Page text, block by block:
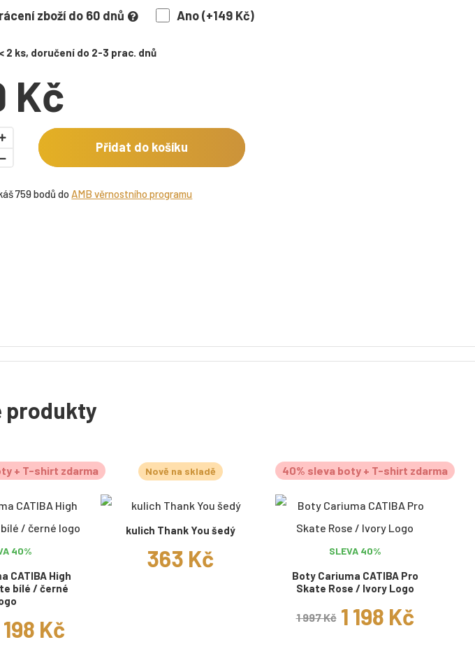
zboží do 60 dnů Ano (+149 Kč)
< 2 ks, doručení do 2-3 prac. dnů
Kč
Přidat do košíku
759 bodů do AMB věrnostního programu
produkty
+ T-shirt zdarma
40%
CATIBA High
bílé / černé
198 Kč
Nově na skladě
kulich Thank You šedý
363 Kč
40% sleva boty + T-shirt zdarma
SLEVA 40%
Boty Cariuma CATIBA Pro
Skate Rose / Ivory Logo
1 997 Kč 1 198 Kč